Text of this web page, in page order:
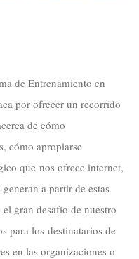
de Entrenamiento en
por ofrecer un recorrido
de cómo
cómo apropiarse
que nos ofrece internet,
a partir de estas
gran desafío de nuestro
para los destinatarios de
en las organizaciones o